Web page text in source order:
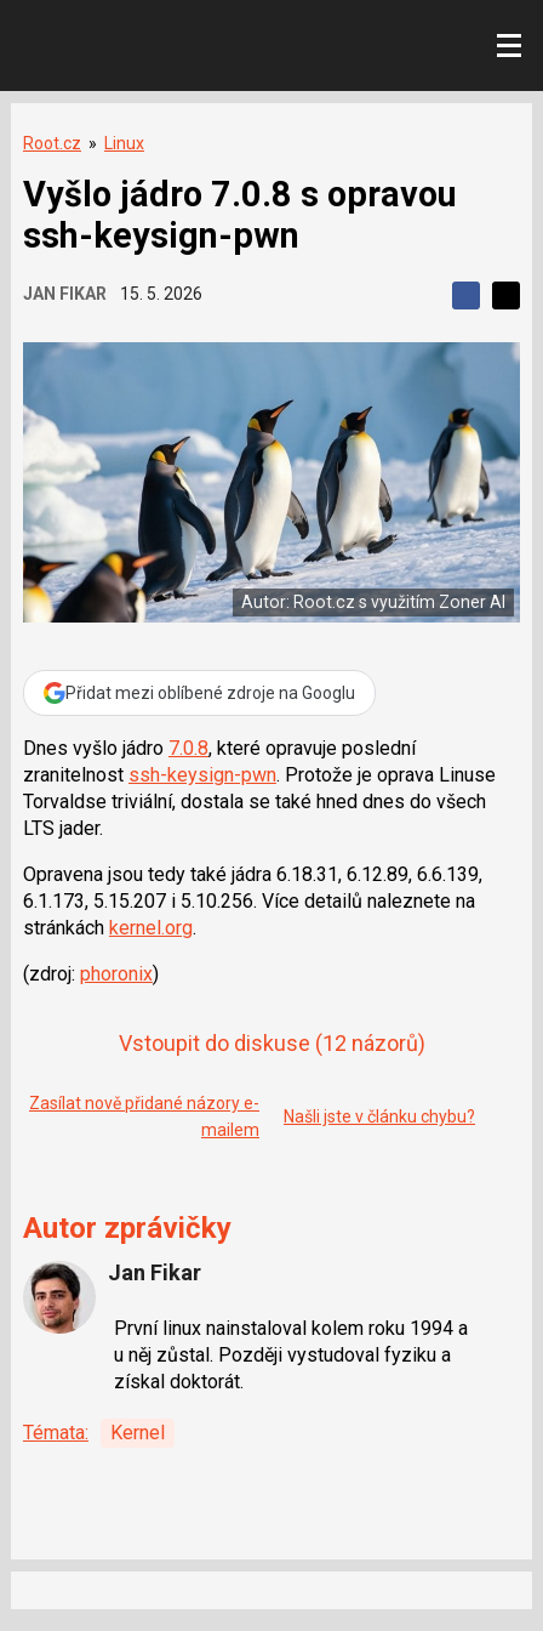
Root.cz » Linux
Vyšlo jádro 7.0.8 s opravou
ssh-keysign-pwn
JAN FIKAR 15. 5. 2026
S
d
í
e
t
S
j
t
e
n
a
c
e
b
o
o
k
e
n
a
s
í
t
i
X
Autor: Root.cz s využitím Zoner AI
Přidat mezi oblíbené zdroje na Googlu
Dnes vyšlo jádro 7.0.8, které opravuje poslední
zranitelnost ssh-keysign-pwn. Protože je oprava Linuse
Torvaldse triviální, dostala se také hned dnes do všech
LTS jader.
Opravena jsou tedy také jádra 6.18.31, 6.12.89, 6.6.139,
6.1.173, 5.15.207 i 5.10.256. Více detailů naleznete na
stránkách kernel.org.
(zdroj: phoronix)
Vstoupit do diskuse (12 názorů)
Zasílat nově přidané názory e-
mailem
Našli jste v článku chybu?
Autor zprávičky
Jan Fikar
První linux nainstaloval kolem roku 1994 a
u něj zůstal. Později vystudoval fyziku a
získal doktorát.
Témata: Kernel